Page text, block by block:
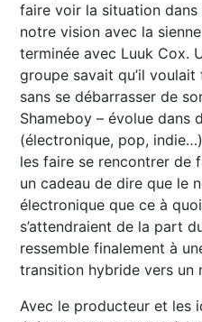
faire voir la situation
notre vision avec la
terminée avec Luuk Cox.
groupe savait qu’il
sans se débarrasser de
Shameboy – évolue dans
(électronique, pop,
les faire se rencontrer de
un cadeau de dire que le
électronique que ce à
s’attendraient de la part
ressemble finalement à
transition hybride vers un
Avec le producteur et les